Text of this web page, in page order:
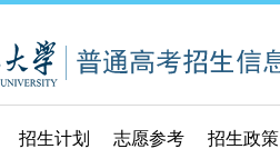
招生计划 志愿参考 招生政策